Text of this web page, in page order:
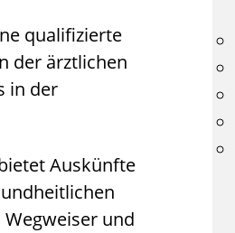
qualifizierte
der ärztlichen
in der
Auskünfte
und